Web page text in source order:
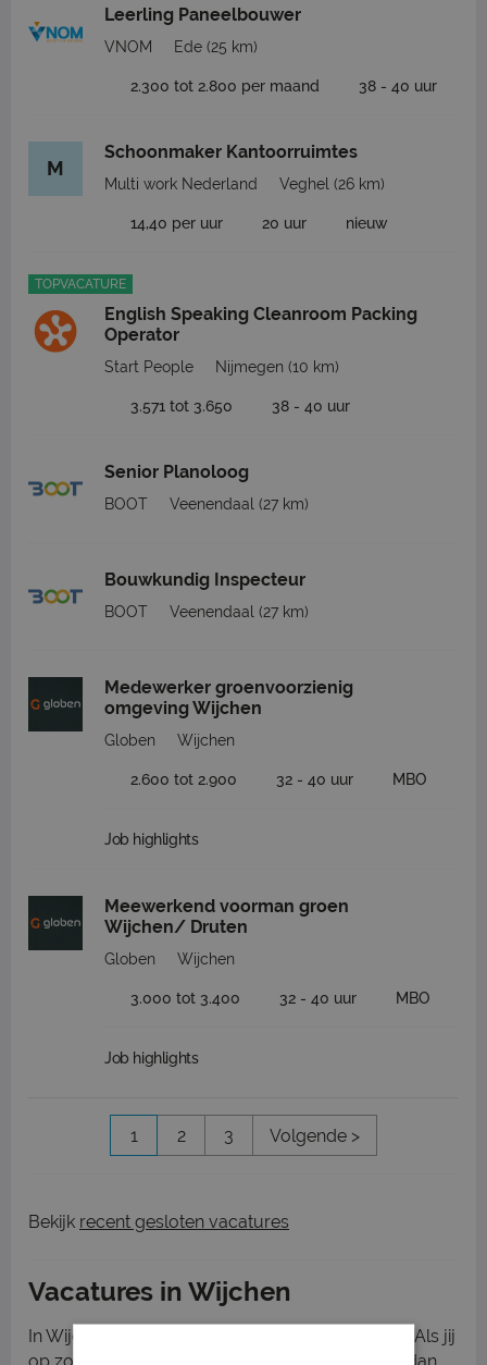
Leerling Paneelbouwer
VNOM Ede (25 km)
2.300 tot 2.800 per maand 38 - 40 uur
M
Schoonmaker Kantoorruimtes
Multi work Nederland Veghel (26 km)
14,40 per uur 20 uur nieuw
TOPVACATURE
English Speaking Cleanroom Packing
Operator
Start People Nijmegen (10 km)
3.571 tot 3.650 38 - 40 uur
Senior Planoloog
BOOT Veenendaal (27 km)
Bouwkundig Inspecteur
BOOT Veenendaal (27 km)
Medewerker groenvoorzienig
omgeving Wijchen
Globen Wijchen
2.600 tot 2.900 32 - 40 uur MBO
Job highlights
Meewerkend voorman groen
Wijchen/ Druten
Globen Wijchen
3.000 tot 3.400 32 - 40 uur MBO
Job highlights
1 2 3 Volgende >
Bekijk recent gesloten vacatures
Vacatures in Wijchen
In Wijchen staan verschillende vacatures online. Als jij